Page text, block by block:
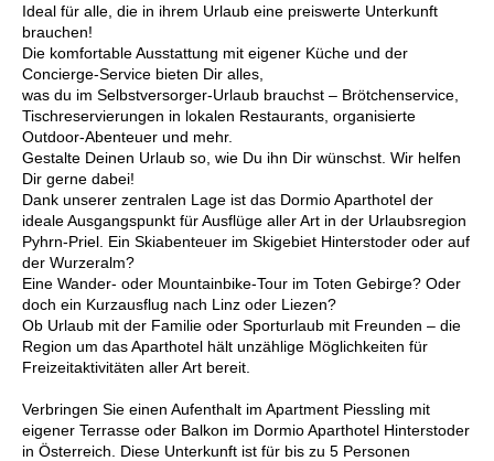
Ideal für alle, die in ihrem Urlaub eine preiswerte Unterkunft
brauchen!
Die komfortable Ausstattung mit eigener Küche und der
Concierge-Service bieten Dir alles,
was du im Selbstversorger-Urlaub brauchst – Brötchenservice,
Tischreservierungen in lokalen Restaurants, organisierte
Outdoor-Abenteuer und mehr.
Gestalte Deinen Urlaub so, wie Du ihn Dir wünschst. Wir helfen
Dir gerne dabei!
Dank unserer zentralen Lage ist das Dormio Aparthotel der
ideale Ausgangspunkt für Ausflüge aller Art in der Urlaubsregion
Pyhrn-Priel. Ein Skiabenteuer im Skigebiet Hinterstoder oder auf
der Wurzeralm?
Eine Wander- oder Mountainbike-Tour im Toten Gebirge? Oder
doch ein Kurzausflug nach Linz oder Liezen?
Ob Urlaub mit der Familie oder Sporturlaub mit Freunden – die
Region um das Aparthotel hält unzählige Möglichkeiten für
Freizeitaktivitäten aller Art bereit.
Verbringen Sie einen Aufenthalt im Apartment Piessling mit
eigener Terrasse oder Balkon im Dormio Aparthotel Hinterstoder
in Österreich. Diese Unterkunft ist für bis zu 5 Personen